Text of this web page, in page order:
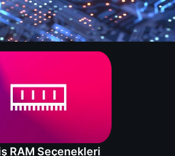
RAM Seçenekleri